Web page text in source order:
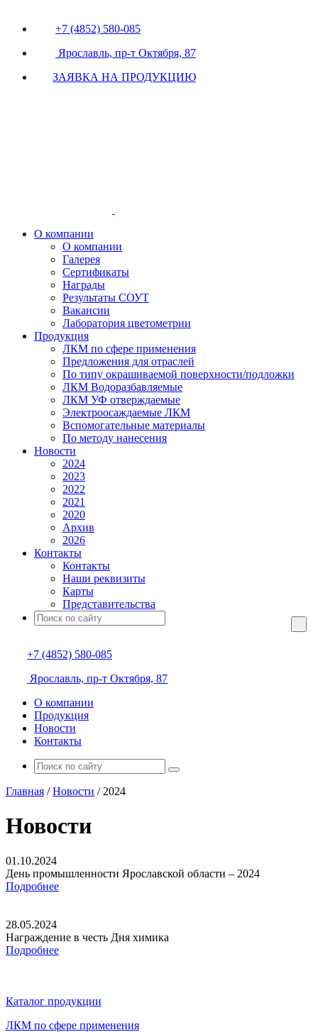
+7 (4852) 580-085
Ярославль, пр-т Октября, 87
ЗАЯВКА НА ПРОДУКЦИЮ
О компании
О компании
Галерея
Сертификаты
Награды
Результаты СОУТ
Вакансии
Лаборатория цветометрии
Продукция
ЛКМ по сфере применения
Предложения для отраслей
По типу окрашиваемой поверхности/подложки
ЛКМ Водоразбавляемые
ЛКМ УФ отверждаемые
Электроосаждаемые ЛКМ
Вспомогательные материалы
По методу нанесения
Новости
2024
2023
2022
2021
2020
Архив
2026
Контакты
Контакты
Наши реквизиты
Карты
Представительства
+7 (4852) 580-085
Ярославль, пр-т Октября, 87
О компании
Продукция
Новости
Контакты
Главная /Новости / 2024
Новости
01.10.2024
День промышленности Ярославской области – 2024
Подробнее
28.05.2024
Награждение в честь Дня химика
Подробнее
Каталог продукции
ЛКМ по сфере применения